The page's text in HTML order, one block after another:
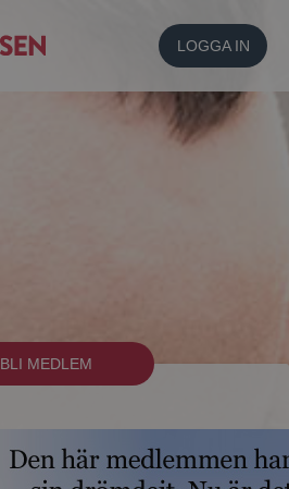
LOGGA IN
BLI MEDLEM